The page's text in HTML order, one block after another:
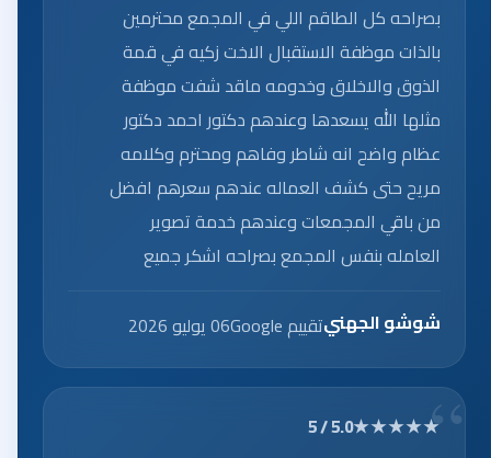
بصراحه كل الطاقم اللي في المجمع محترمين
بالذات موظفة الاستقبال الاخت زكيه في قمة
الذوق والاخلاق وخدومه ماقد شفت موظفة
مثلها الله يسعدها وعندهم دكتور احمد دكتور
عظام واضح انه شاطر وفاهم ومحترم وكلامه
مريح حتى كشف العماله عندهم سعرهم افضل
من باقي المجمعات وعندهم خدمة تصوير
العامله بنفس المجمع بصراحه اشكر جميع
شوشو الجهنيتقييم Google 06 يوليو 2026
★★★★★
5.0 / 5